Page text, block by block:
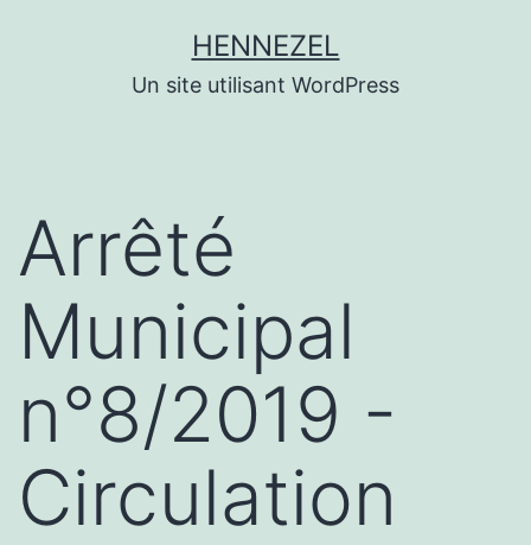
HENNEZEL
Un site utilisant WordPress
Arrêté
Municipal
n°8/2019 -
Circulation